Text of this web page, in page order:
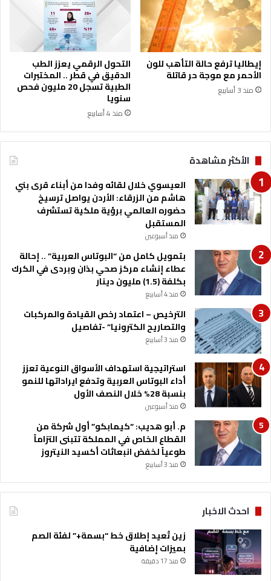
ا
م
ن
ا
ل
غ
د
ع
ر
ف
م
ن
أ
ي
ن
ت
و
ج
ب
ت
ه
ا
ل
ت
ل
ي
ة
إيطاليا ترفع حالة التأهب للون
الأحمر مع موجة حر قاتلة
منذ 3 أسابيع
التحول الرقمي يعزز الطب
الدقيق في قطر .. المختبرات
الطبية تسجل 20 مليون فحص
سنويا
منذ 4 أسابيع
الأكثر مشاهدة
العيسوي خلال لقائه وفدا من أبناء قرى بني
هاشم من الزرقاء: الأردن يواصل ترسيخ
حضوره العالمي برؤية ملكية تستشرف
المستقبل
منذ أسبوعين
بتمويل كامل من “البوتاس العربية” .. إحالة
عطاء إنشاء مركز صحي بذان وبردى في الكرك
بكلفة (1.5) مليون دينار
منذ 4 أسابيع
الترخيص – اعتماد رخص القيادة والمركبات
والتصاريح الكترونيا” -تفاصيل
منذ 3 أسابيع
استراتيجية استهداف الأسواق النوعية تعزز
أداء البوتاس العربية وتدفع ايراداتها للنمو
بنسبة 28% خلال النصف الأول
منذ أسبوعين
م. أبو هديب: “كيمابكو” أول شركة من
القطاع الخاص في المملكة تتبنى التزاماً
طوعياً لخفض انبعاثات أكسيد النيتروز
منذ 3 أسابيع
احدث الاخبار
زين تُعيد إطلاق خط “بسمة+” لفئة الصم
بميزات إضافية
منذ 17 دقيقة